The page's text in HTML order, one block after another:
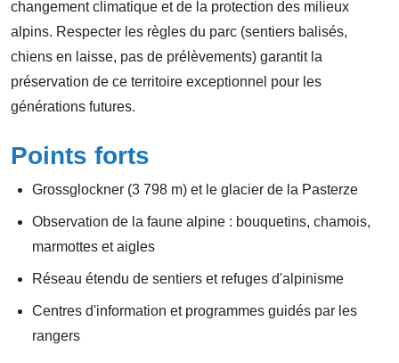
changement climatique et de la protection des milieux
alpins. Respecter les règles du parc (sentiers balisés,
chiens en laisse, pas de prélèvements) garantit la
préservation de ce territoire exceptionnel pour les
générations futures.
Points forts
Grossglockner (3 798 m) et le glacier de la Pasterze
Observation de la faune alpine : bouquetins, chamois,
marmottes et aigles
Réseau étendu de sentiers et refuges d'alpinisme
Centres d'information et programmes guidés par les
rangers